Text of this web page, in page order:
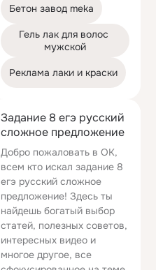
Задание 8 егэ русский
сложное предложение
Добро пожаловать в ОК,
всем кто искал задание 8
егэ русский сложное
предложение! Здесь ты
найдешь богатый выбор
статей, полезных советов,
интересных видео и
многое другое, все
Бетон завод meka
Гель лак для волос
мужской
Реклама лаки и краски